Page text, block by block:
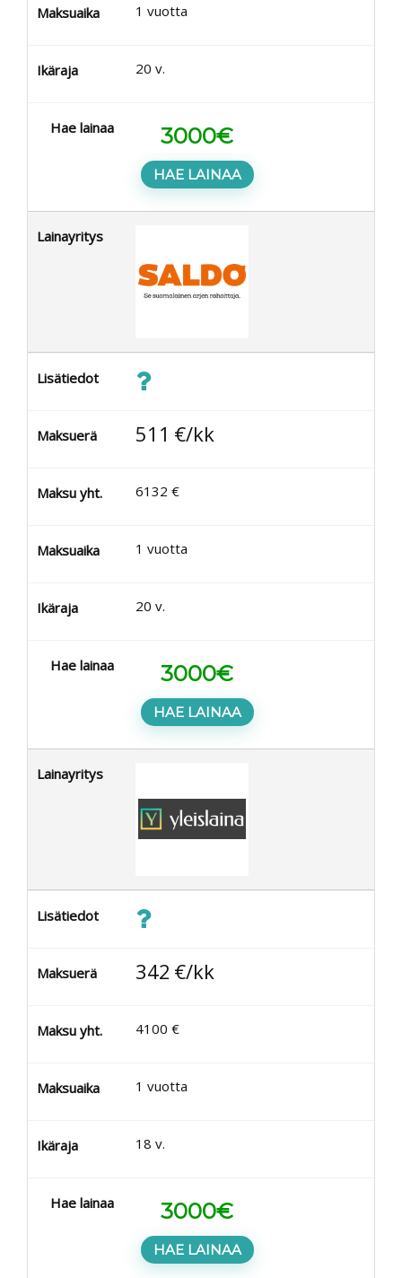
Maksuaika 1 vuotta
Ikäraja 20 v.
Hae lainaa 3000€
HAE LAINAA
Lainayritys
Lisätiedot
Maksuerä 511 €/kk
Maksu yht. 6132 €
Maksuaika 1 vuotta
Ikäraja 20 v.
Hae lainaa 3000€
HAE LAINAA
Lainayritys
Lisätiedot
Maksuerä 342 €/kk
Maksu yht. 4100 €
Maksuaika 1 vuotta
Ikäraja 18 v.
Hae lainaa 3000€
HAE LAINAA